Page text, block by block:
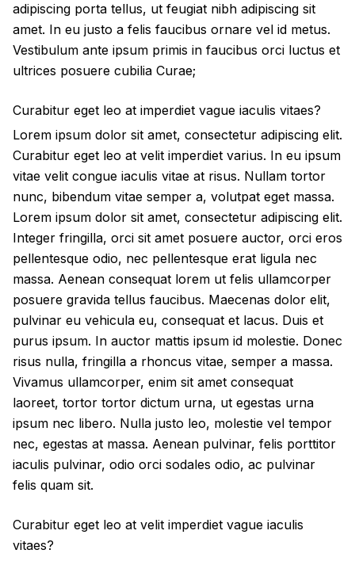
adipiscing porta tellus, ut feugiat nibh adipiscing sit
amet. In eu justo a felis faucibus ornare vel id metus.
Vestibulum ante ipsum primis in faucibus orci luctus et
ultrices posuere cubilia Curae;
Curabitur eget leo at imperdiet vague iaculis vitaes?
Lorem ipsum dolor sit amet, consectetur adipiscing elit.
Curabitur eget leo at velit imperdiet varius. In eu ipsum
vitae velit congue iaculis vitae at risus. Nullam tortor
nunc, bibendum vitae semper a, volutpat eget massa.
Lorem ipsum dolor sit amet, consectetur adipiscing elit.
Integer fringilla, orci sit amet posuere auctor, orci eros
pellentesque odio, nec pellentesque erat ligula nec
massa. Aenean consequat lorem ut felis ullamcorper
posuere gravida tellus faucibus. Maecenas dolor elit,
pulvinar eu vehicula eu, consequat et lacus. Duis et
purus ipsum. In auctor mattis ipsum id molestie. Donec
risus nulla, fringilla a rhoncus vitae, semper a massa.
Vivamus ullamcorper, enim sit amet consequat
laoreet, tortor tortor dictum urna, ut egestas urna
ipsum nec libero. Nulla justo leo, molestie vel tempor
nec, egestas at massa. Aenean pulvinar, felis porttitor
iaculis pulvinar, odio orci sodales odio, ac pulvinar
felis quam sit.
Curabitur eget leo at velit imperdiet vague iaculis
vitaes?